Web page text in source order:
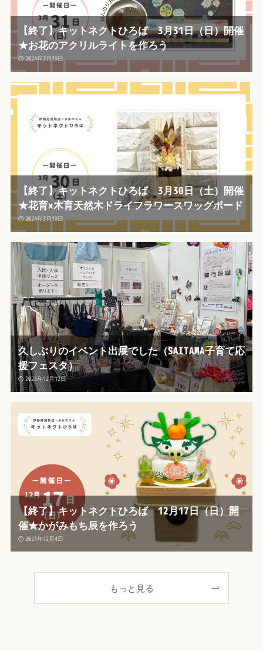
【終了】キットネクトひろば 3月31日（日）開催
★お花のアクリルライトを作ろう
2024年3月19日
【終了】キットネクトひろば 3月30日（土）開催
★花育×木育天然木ドライフラワースワッグボード
2024年3月19日
久しぶりのイベント出展でした（SAITAMA子育て応
援フェスタ）
2023年12月12日
【終了】キットネクトひろば 12月17日（日）開
催★かがみもち辰を作ろう
2023年12月4日
もっと見る